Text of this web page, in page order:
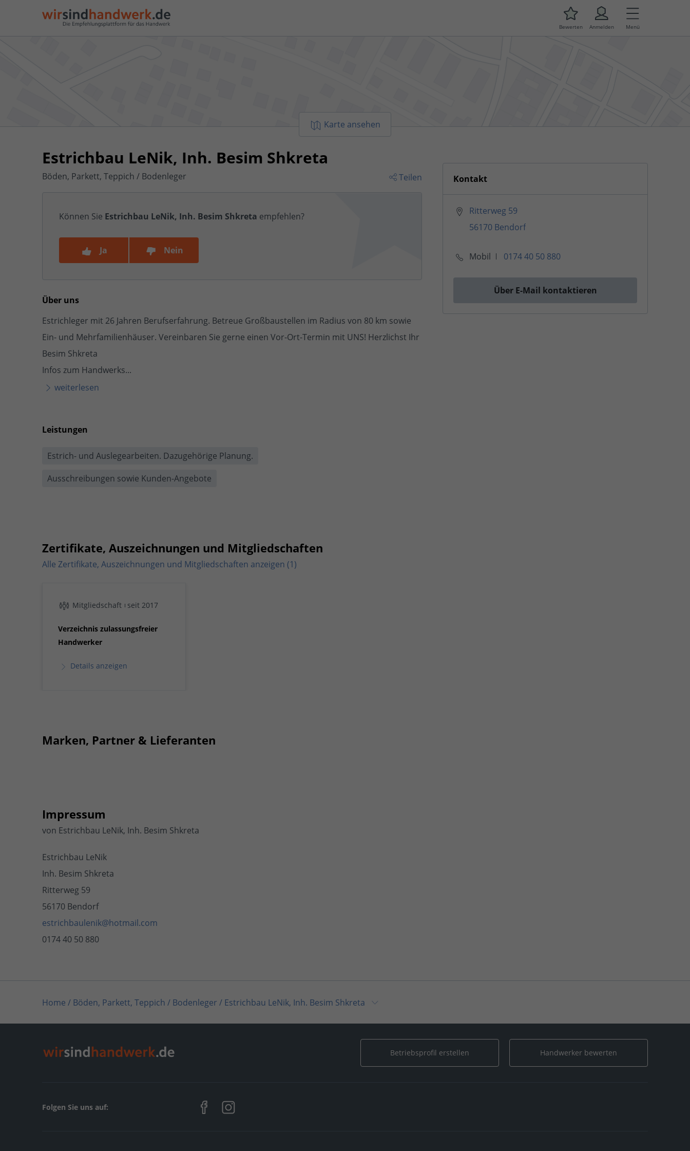
Bewerten Anmelden Menü
Karte ansehen
Estrichbau LeNik, Inh. Besim Shkreta
Teilen
Böden, Parkett, Teppich / Bodenleger
Können Sie Estrichbau LeNik, Inh. Besim Shkreta empfehlen?
Ja Nein
Kontakt
Ritterweg 59
56170 Bendorf
Mobil 0174 40 50 880
Über E-Mail kontaktieren
Über uns
Estrichleger mit 26 Jahren Berufserfahrung. Betreue Großbaustellen im Radius von 80 km sowie
Ein- und Mehrfamilienhäuser. Vereinbaren Sie gerne einen Vor-Ort-Termin mit UNS! Herzlichst Ihr
Besim Shkreta
Infos zum Handwerks...
weiterlesen
Leistungen
Estrich- und Auslegearbeiten. Dazugehörige Planung.
Ausschreibungen sowie Kunden-Angebote
Zertifikate, Auszeichnungen und Mitgliedschaften
Alle Zertifikate, Auszeichnungen und Mitgliedschaften anzeigen (1)
Mitgliedschaft seit 2017
Verzeichnis zulassungsfreier
Handwerker
Details anzeigen
Marken, Partner & Lieferanten
Impressum
von Estrichbau LeNik, Inh. Besim Shkreta
Estrichbau LeNik
Inh. Besim Shkreta
Ritterweg 59
56170 Bendorf
estrichbaulenik@hotmail.com
0174 40 50 880
Home / Böden, Parkett, Teppich / Bodenleger / Estrichbau LeNik, Inh. Besim Shkreta
Home/Rheinland-Pfalz/Bendorf/Estrichbau LeNik, Inh. Besim Shkreta
Betriebsprofil erstellen Handwerker bewerten
Folgen Sie uns auf: